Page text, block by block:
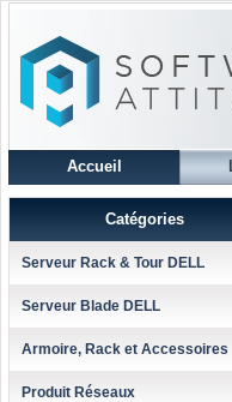
Accueil
Catégories
Serveur Rack & Tour DELL
Serveur Blade DELL
Armoire, Rack et Accessoires
Produit Réseaux